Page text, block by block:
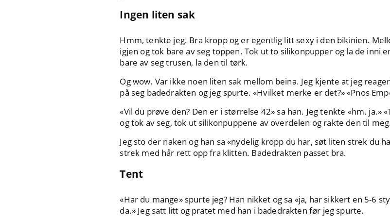
Ingen liten sak
Hmm, tenkte jeg. Bra kropp og er egentlig litt sexy i den bikinien.
igjen og tok bare av seg toppen. Tok ut to silikonpupper og la de inni
bare av seg trusen, la den til tørk.
Og wow. Var ikke noen liten sak mellom beina. Jeg kjente at jeg
på seg badedrakten og jeg spurte. «Hvilket merke er det?» «Pnos
«Vil du prøve den? Den er i størrelse 42» sa han. Jeg tenkte «hm. ja.»
og tok av seg, tok ut silikonpuppene av overdelen og rakte den til
Jeg sto der naken og han sa «nydelig kropp du har, søt liten strek du
strek med hår rett opp fra klitten. Badedrakten passet bra.
Tent
«Har du mange» spurte jeg? Han nikket og sa «ja, har sikkert en 5-6
da.» Jeg satt litt og pratet med han i badedrakten før jeg spurte.